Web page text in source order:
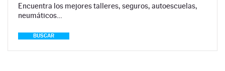
Encuentra los mejores talleres, seguros, autoescuelas,
neumáticos…
BUSCAR